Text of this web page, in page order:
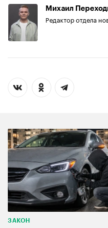
Михаил
Редактор отдела
ЗАКОН